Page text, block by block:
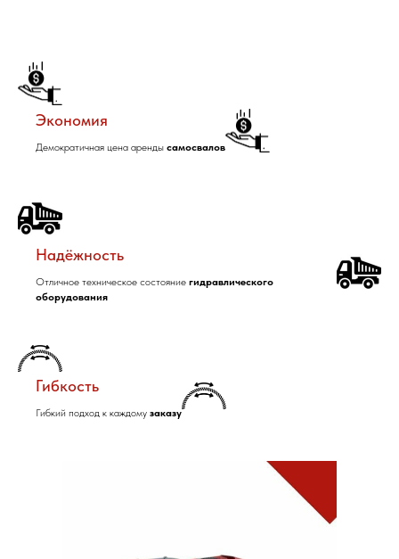
Экономия
Демократичная цена аренды самосвалов
Надёжность
Отличное техническое состояние гидравлического
оборудования
Гибкость
Гибкий подход к каждому заказу